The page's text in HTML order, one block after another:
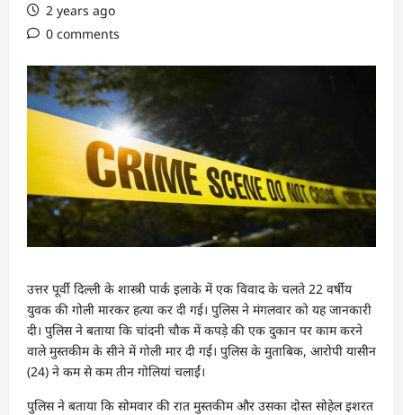
2 years ago
0 comments
उत्तर पूर्वी दिल्ली के शास्त्री पार्क इलाके में एक विवाद के चलते 22 वर्षीय
युवक की गोली मारकर हत्या कर दी गई। पुलिस ने मंगलवार को यह जानकारी
दी। पुलिस ने बताया कि चांदनी चौक में कपड़े की एक दुकान पर काम करने
वाले मुस्तकीम के सीने में गोली मार दी गई। पुलिस के मुताबिक, आरोपी यासीन
(24) ने कम से कम तीन गोलियां चलाईं।
पुलिस ने बताया कि सोमवार की रात मुस्तकीम और उसका दोस्त सोहेल इशरत